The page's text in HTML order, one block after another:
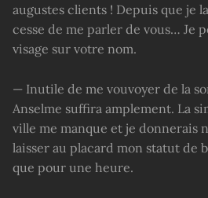
augustes clients ! Depuis que je
cesse de me parler de vous… Je
visage sur votre nom.
— Inutile de me vouvoyer de la
Anselme suffira amplement. La
ville me manque et je donnerais
laisser au placard mon statut de
que pour une heure.